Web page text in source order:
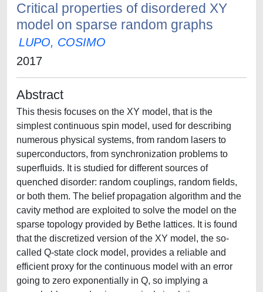
Critical properties of disordered XY
model on sparse random graphs
LUPO, COSIMO
2017
Abstract
This thesis focuses on the XY model, that is the
simplest continuous spin model, used for describing
numerous physical systems, from random lasers to
superconductors, from synchronization problems to
superfluids. It is studied for different sources of
quenched disorder: random couplings, random fields,
or both them. The belief propagation algorithm and the
cavity method are exploited to solve the model on the
sparse topology provided by Bethe lattices. It is found
that the discretized version of the XY model, the so-
called Q-state clock model, provides a reliable and
efficient proxy for the continuous model with an error
going to zero exponentially in Q, so implying a